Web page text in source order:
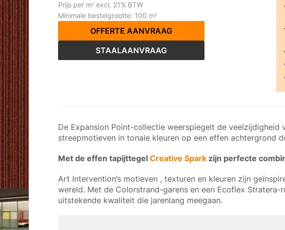
Prijs per m2 excl. 21% BTW
Minimale bestelgrootte: 100 m2
OFFERTE AANVRAAG
STAALAANVRAAG
De Expansion Point-collectie weerspiegelt de veelzijdigheid
streepmotieven in tonale kleuren op een effen achtergrond
Met de effen tapijttegelCreative Sparkzijn perfecte
Art Intervention’s motieven , texturen en kleuren zijn
wereld. Met de Colorstrand-garens en een Ecoflex Stratera-
uitstekende kwaliteit die jarenlang meegaan.